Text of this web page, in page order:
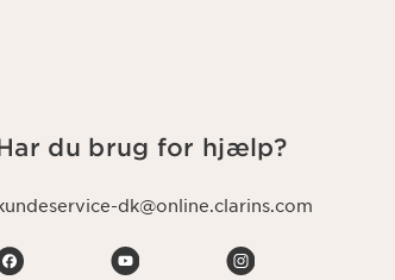
du brug for hjælp?
dk@online.clarins.com